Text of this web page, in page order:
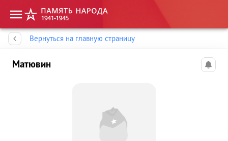
Вернуться на главную страницу
Матювин
Память народа